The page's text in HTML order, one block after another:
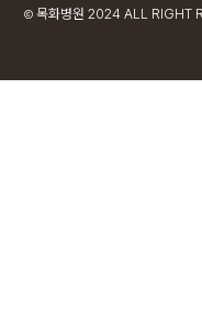
Ⓒ 목화병원 2024 ALL RIGHT